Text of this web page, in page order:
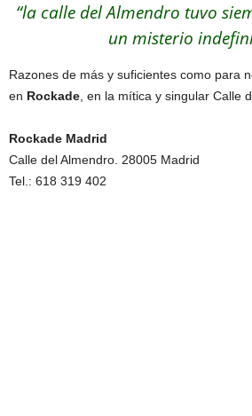
“la calle del Almendro tuvo
un misterio
Razones de más y suficientes como para
en Rockade, en la mítica y singular Calle
Rockade Madrid
Calle del Almendro. 28005 Madrid
Tel.: 618 319 402